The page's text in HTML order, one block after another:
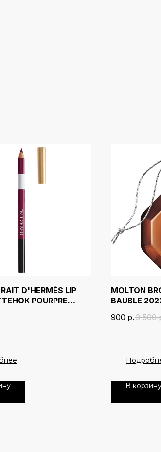
D'HERMÈS LIP
POURPRE
MOLTON
BAUBLE
900 р. 3 500
В корзину